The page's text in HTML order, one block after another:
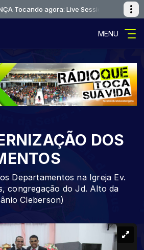
Tocando agora: Live Session 2 - TUA
MENU
DOS
Departamentos na Igreja Ev.
congregação do Jd. Alto da
Cleberson)